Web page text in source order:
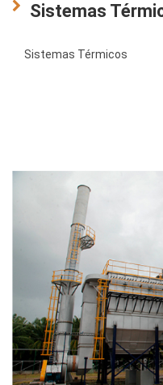
Sistemas
Sistemas Térmicos